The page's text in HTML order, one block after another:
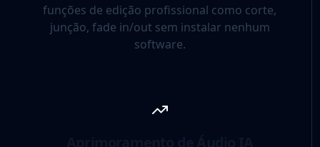
funções de edição profissional como corte,
junção, fade in/out sem instalar nenhum
software.